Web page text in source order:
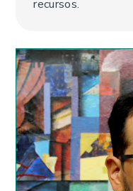
recursos.